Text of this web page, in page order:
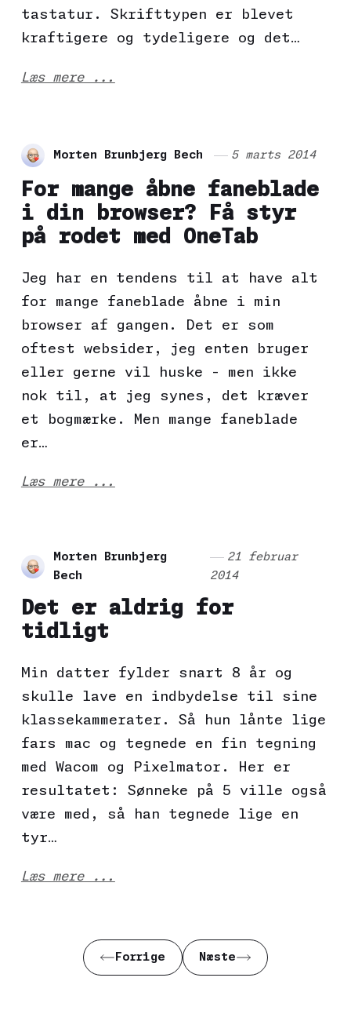
tastatur. Skrifttypen er blevet
kraftigere og tydeligere og det…
Læs mere ...
Morten Brunbjerg Bech 5 marts 2014
For mange åbne faneblade
i din browser? Få styr
på rodet med OneTab
Jeg har en tendens til at have alt
for mange faneblade åbne i min
browser af gangen. Det er som
oftest websider, jeg enten bruger
eller gerne vil huske - men ikke
nok til, at jeg synes, det kræver
et bogmærke. Men mange faneblade
er…
Læs mere ...
Morten Brunbjerg
Bech
21 februar
2014
Det er aldrig for
tidligt
Min datter fylder snart 8 år og
skulle lave en indbydelse til sine
klassekammerater. Så hun lånte lige
fars mac og tegnede en fin tegning
med Wacom og Pixelmator. Her er
resultatet: Sønneke på 5 ville også
være med, så han tegnede lige en
tyr…
Læs mere ...
Forrige Næste